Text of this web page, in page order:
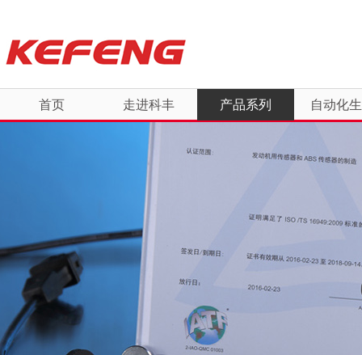
首页 走进科丰 产品系列 自动化